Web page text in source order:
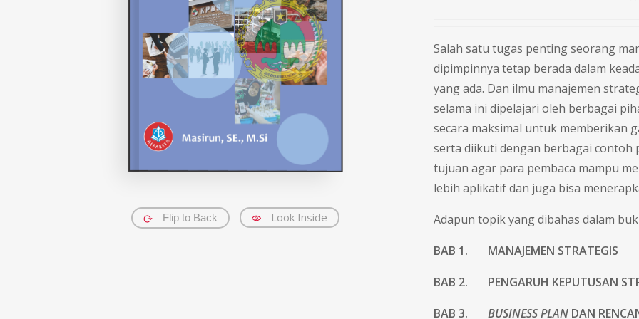
Flip to Back Look Inside
Salah satu tugas penting seorang
dipimpinnya tetap berada dalam
yang ada. Dan ilmu manajemen
selama ini dipelajari oleh berbagai
secara maksimal untuk memberikan
serta diikuti dengan berbagai contoh
tujuan agar para pembaca mampu
lebih aplikatif dan juga bisa
Adapun topik yang dibahas dalam
BAB 1. MANAJEMEN STRATEGIS
BAB 2. PENGARUH KEPUTUSAN
BAB 3. BUSINESS PLAN DAN